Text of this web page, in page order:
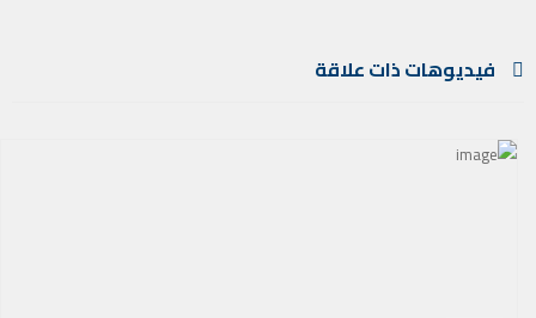
فيديوهات ذات علاقة